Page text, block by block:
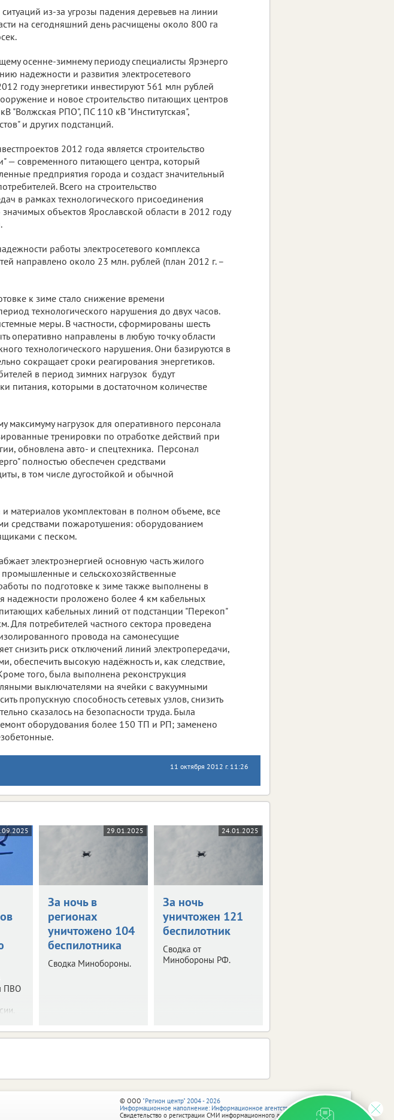
из-за угрозы падения деревьев на линии
на сегодняшний день расчищены около 800 га
осенне-зимнему периоду специалисты Ярэнерго
надежности и развития электросетевого
году энергетики инвестируют 561 млн рублей
и новое строительство питающих центров
"Волжская РПО", ПС 110 кВ "Институтская",
и других подстанций.
2012 года является строительство
— современного питающего центра, который
предприятия города и создаст значительный
Всего на строительство
в рамках технологического присоединения
объектов Ярославской области в 2012 году
работы электросетевого комплекса
направлено около 23 млн. рублей (план 2012 г. –
к зиме стало снижение времени
технологического нарушения до двух часов.
меры. В частности, сформированы шесть
оперативно направлены в любую точку области
технологического нарушения. Они базируются в
сокращает сроки реагирования энергетиков.
в период зимних нагрузок будут
питания, которыми в достаточном количестве
максимуму нагрузок для оперативного персонала
тренировки по отработке действий при
обновлена авто- и спецтехника. Персонал
полностью обеспечен средствами
в том числе дугостойкой и обычной
материалов укомплектован в полном объеме, все
средствами пожаротушения: оборудованием
с песком.
электроэнергией основную часть жилого
и сельскохозяйственные
по подготовке к зиме также выполнены в
проложено более 4 км кабельных
кабельных линий от подстанции "Перекоп"
потребителей частного сектора проведена
провода на самонесущие
снизить риск отключений линий электропередачи,
обеспечить высокую надёжность и, как следствие,
того, была выполнена реконструкция
выключателями на ячейки с вакуумными
пропускную способность сетевых узлов, снизить
сказалось на безопасности труда. Была
оборудования более 150 ТП и РП; заменено
11 октября 2012 г. 11:26
ПВО
29.01.2025
За ночь в
регионах
уничтожено 104
беспилотника
Сводка Минобороны.
24.01.2025
За ночь
уничтожен 121
беспилотник
Сводка от
Минобороны РФ.
© ООО "Регион центр" 2004 - 2026
Информационное наполнение: Информационное агентство vRossii.ru
Свидетельство о регистрации СМИ информационного агентства vRossii.ru